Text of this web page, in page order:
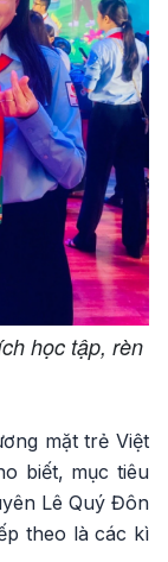
học tập, rèn
mặt trẻ Việt
biết, mục tiêu
Lê Quý Đôn
theo là các kì